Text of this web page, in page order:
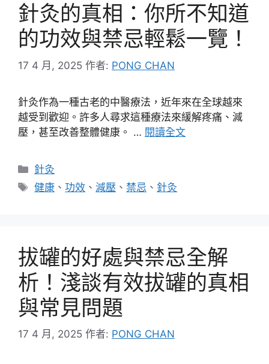
針灸的真相：你所不知道
的功效與禁忌輕鬆一覽！
17 4 月, 2025 作者: PONG CHAN
針灸作為一種古老的中醫療法，近年來在全球越來
越受到歡迎。許多人尋求這種療法來緩解疼痛、減
壓，甚至改善整體健康。 … 閱讀全文
分
類
針灸
標
健康 、功效 、減壓 、禁忌 、 針灸
拔罐的好處與禁忌全解
析！淺談有效拔罐的真相
與常見問題
17 4 月, 2025 作者: PONG CHAN